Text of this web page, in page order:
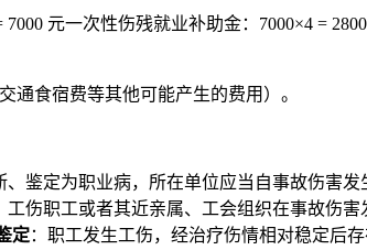
元一次性伤残就业补助金：7000×4 =
通食宿费等其他可能产生的费用）。
鉴定为职业病，所在单位应当自事故伤害
伤职工或者其近亲属、工会组织在事故伤
定：职工发生工伤，经治疗伤情相对稳定后